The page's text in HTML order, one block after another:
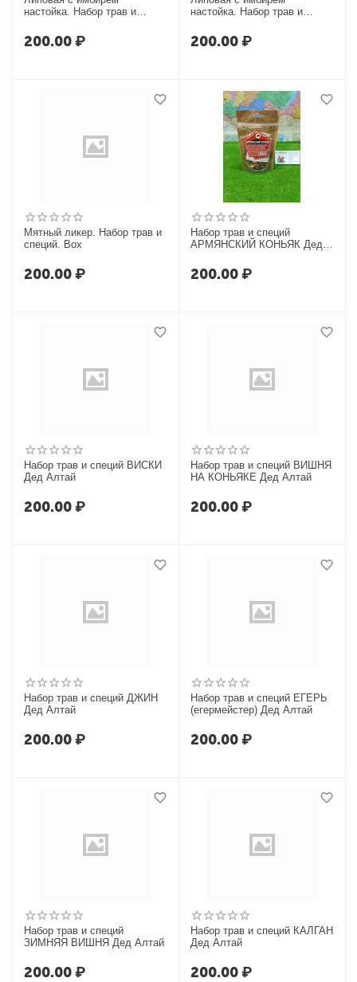
настойка. Набор трав и
200.00₽
настойка. Набор трав и
200.00₽
Мятный ликер. Набор трав и
специй. Box
200.00₽
Набор трав и специй
АРМЯНСКИЙ КОНЬЯК Дед
200.00₽
Набор трав и специй ВИСКИ
Дед Алтай
200.00₽
Набор трав и специй ВИШНЯ
НА КОНЬЯКЕ Дед Алтай
200.00₽
Набор трав и специй ДЖИН
Дед Алтай
200.00₽
Набор трав и специй ЕГЕРЬ
(егермейстер) Дед Алтай
200.00₽
Набор трав и специй
ЗИМНЯЯ ВИШНЯ Дед Алтай
200.00₽
Набор трав и специй КАЛГАН
Дед Алтай
200.00₽